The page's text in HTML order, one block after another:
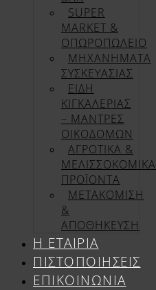
SUPER
MARKET &
ΟΠΩΡΟΠΩΛΕΙΟ
ΜΗΧΑΝΗΜΑΤΑ
ΣΥΣΚΕΥΑΣΙΑΣ
ΕΙΔΗ
ΚΙΓΚΑΛΕΡΙΑΣ
– ΜΑΝΤΡΕΣ
ΟΙΚΟΔΟΜΩΝ
ΑΓΡΟΤΙΚΑ &
ΜΕΛΙΣΣΟΚΟΜΙΚΑ
ΠΡΟΪΟΝΤΑ
ΜΕΤΑΚΟΜΙΣΗ
&
ΑΠΟΘΗΚΕΥΣΗ
Η ΕΤΑΙΡΊΑ
ΠΙΣΤΟΠΟΙΉΣΕΙΣ
ΕΠΙΚΟΙΝΩΝΊΑ